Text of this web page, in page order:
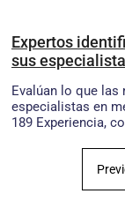
Expertos
sus
Evalúan lo que las
especialistas en
189 Experiencia,